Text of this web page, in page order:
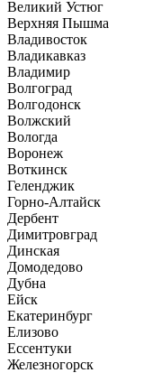
Великий Устюг
Верхняя Пышма
Владивосток
Владикавказ
Владимир
Волгоград
Волгодонск
Волжский
Вологда
Воронеж
Воткинск
Геленджик
Горно-Алтайск
Дербент
Димитровград
Динская
Домодедово
Дубна
Ейск
Екатеринбург
Елизово
Ессентуки
Железногорск